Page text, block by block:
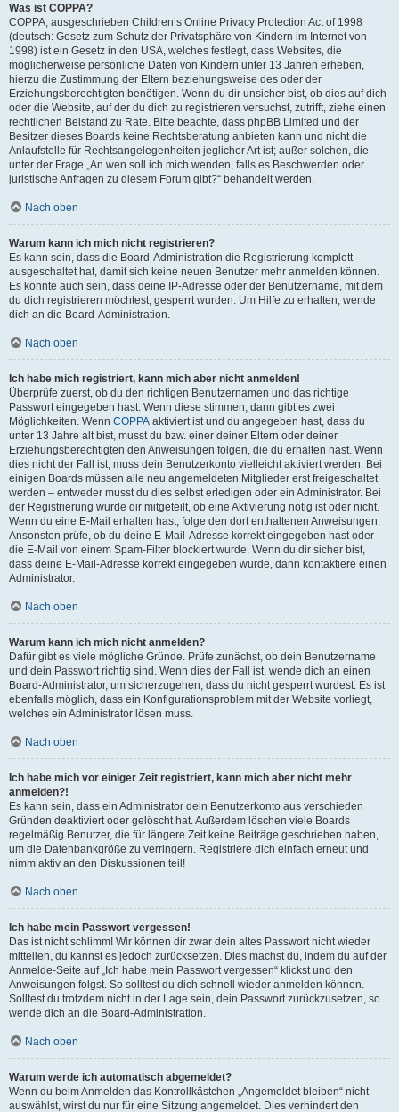
Was ist COPPA?
COPPA, ausgeschrieben Children’s Online Privacy Protection Act of 1998
(deutsch: Gesetz zum Schutz der Privatsphäre von Kindern im Internet von
1998) ist ein Gesetz in den USA, welches festlegt, dass Websites, die
möglicherweise persönliche Daten von Kindern unter 13 Jahren erheben,
hierzu die Zustimmung der Eltern beziehungsweise des oder der
Erziehungsberechtigten benötigen. Wenn du dir unsicher bist, ob dies auf dich
oder die Website, auf der du dich zu registrieren versuchst, zutrifft, ziehe einen
rechtlichen Beistand zu Rate. Bitte beachte, dass phpBB Limited und der
Besitzer dieses Boards keine Rechtsberatung anbieten kann und nicht die
Anlaufstelle für Rechtsangelegenheiten jeglicher Art ist; außer solchen, die
unter der Frage „An wen soll ich mich wenden, falls es Beschwerden oder
juristische Anfragen zu diesem Forum gibt?“ behandelt werden.
Nach oben
Warum kann ich mich nicht registrieren?
Es kann sein, dass die Board-Administration die Registrierung komplett
ausgeschaltet hat, damit sich keine neuen Benutzer mehr anmelden können.
Es könnte auch sein, dass deine IP-Adresse oder der Benutzername, mit dem
du dich registrieren möchtest, gesperrt wurden. Um Hilfe zu erhalten, wende
dich an die Board-Administration.
Nach oben
Ich habe mich registriert, kann mich aber nicht anmelden!
Überprüfe zuerst, ob du den richtigen Benutzernamen und das richtige
Passwort eingegeben hast. Wenn diese stimmen, dann gibt es zwei
Möglichkeiten. Wenn COPPA aktiviert ist und du angegeben hast, dass du
unter 13 Jahre alt bist, musst du bzw. einer deiner Eltern oder deiner
Erziehungsberechtigten den Anweisungen folgen, die du erhalten hast. Wenn
dies nicht der Fall ist, muss dein Benutzerkonto vielleicht aktiviert werden. Bei
einigen Boards müssen alle neu angemeldeten Mitglieder erst freigeschaltet
werden – entweder musst du dies selbst erledigen oder ein Administrator. Bei
der Registrierung wurde dir mitgeteilt, ob eine Aktivierung nötig ist oder nicht.
Wenn du eine E-Mail erhalten hast, folge den dort enthaltenen Anweisungen.
Ansonsten prüfe, ob du deine E-Mail-Adresse korrekt eingegeben hast oder
die E-Mail von einem Spam-Filter blockiert wurde. Wenn du dir sicher bist,
dass deine E-Mail-Adresse korrekt eingegeben wurde, dann kontaktiere einen
Administrator.
Nach oben
Warum kann ich mich nicht anmelden?
Dafür gibt es viele mögliche Gründe. Prüfe zunächst, ob dein Benutzername
und dein Passwort richtig sind. Wenn dies der Fall ist, wende dich an einen
Board-Administrator, um sicherzugehen, dass du nicht gesperrt wurdest. Es ist
ebenfalls möglich, dass ein Konfigurationsproblem mit der Website vorliegt,
welches ein Administrator lösen muss.
Nach oben
Ich habe mich vor einiger Zeit registriert, kann mich aber nicht mehr
anmelden?!
Es kann sein, dass ein Administrator dein Benutzerkonto aus verschieden
Gründen deaktiviert oder gelöscht hat. Außerdem löschen viele Boards
regelmäßig Benutzer, die für längere Zeit keine Beiträge geschrieben haben,
um die Datenbankgröße zu verringern. Registriere dich einfach erneut und
nimm aktiv an den Diskussionen teil!
Nach oben
Ich habe mein Passwort vergessen!
Das ist nicht schlimm! Wir können dir zwar dein altes Passwort nicht wieder
mitteilen, du kannst es jedoch zurücksetzen. Dies machst du, indem du auf der
Anmelde-Seite auf „Ich habe mein Passwort vergessen“ klickst und den
Anweisungen folgst. So solltest du dich schnell wieder anmelden können.
Solltest du trotzdem nicht in der Lage sein, dein Passwort zurückzusetzen, so
wende dich an die Board-Administration.
Nach oben
Warum werde ich automatisch abgemeldet?
Wenn du beim Anmelden das Kontrollkästchen „Angemeldet bleiben“ nicht
auswählst, wirst du nur für eine Sitzung angemeldet. Dies verhindert den